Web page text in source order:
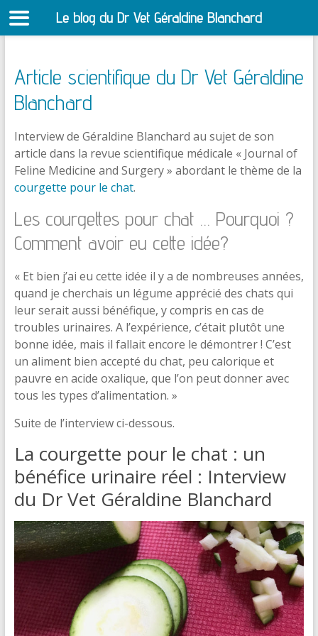
Article scientifique du Dr Vet Géraldine
Blanchard
Interview de Géraldine Blanchard au sujet de son
article dans la revue scientifique médicale « Journal of
Feline Medicine and Surgery » abordant le thème de la
courgette pour le chat.
Les courgettes pour chat … Pourquoi ?
Comment avoir eu cette idée?
« Et bien j’ai eu cette idée il y a de nombreuses années,
quand je cherchais un légume apprécié des chats qui
leur serait aussi bénéfique, y compris en cas de
troubles urinaires. A l’expérience, c’était plutôt une
bonne idée, mais il fallait encore le démontrer ! C’est
un aliment bien accepté du chat, peu calorique et
pauvre en acide oxalique, que l’on peut donner avec
tous les types d’alimentation. »
Suite de l’interview ci-dessous.
La courgette pour le chat : un
bénéfice urinaire réel : Interview
du Dr Vet Géraldine Blanchard
Le blog du Dr Vet Géraldine Blanchard